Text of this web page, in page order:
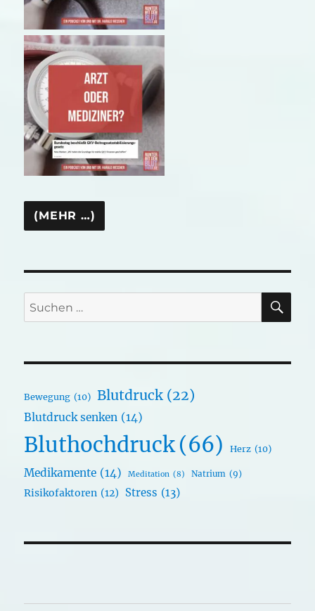
Suchen
nach:
Bewegung (10) Blutdruck (22)
Blutdruck senken (14)
Bluthochdruck(66) Herz (10)
Medikamente (14) Meditation (8) Natrium (9)
Risikofaktoren (12) Stress (13)